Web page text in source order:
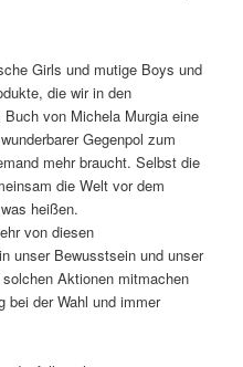
Girls und mutige Boys und
die wir in den
von Michela Murgia eine
Gegenpol zum
mehr braucht. Selbst die
die Welt vor dem
heißen.
von diesen
unser Bewusstsein und unser
Aktionen mitmachen
bei der Wahl und immer